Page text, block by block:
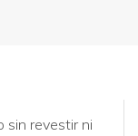
sin revestir ni